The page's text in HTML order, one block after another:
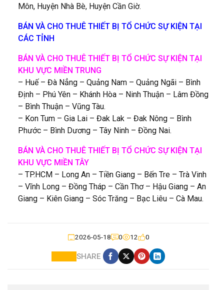
Môn, Huyện Nhà Bè, Huyện Cần Giờ.
BÁN VÀ CHO THUÊ THIẾT BỊ TỔ CHỨC SỰ KIỆN TẠI
CÁC TỈNH
BÁN VÀ CHO THUÊ THIẾT BỊ TỔ CHỨC SỰ KIỆN TẠI
KHU VỰC MIỀN TRUNG
– Huế – Đà Nẳng – Quảng Nam – Quảng Ngãi – Bình
Định – Phú Yên – Khánh Hòa – Ninh Thuận – Lâm Đồng
– Bình Thuận – Vũng Tàu.
– Kon Tum – Gia Lai – Đak Lak – Đak Nông – Bình
Phước – Bình Dương – Tây Ninh – Đồng Nai.
BÁN VÀ CHO THUÊ THIẾT BỊ TỔ CHỨC SỰ KIỆN TẠI
KHU VỰC MIỀN TÂY
– TP.HCM – Long An – Tiền Giang – Bến Tre – Trà Vinh
– Vĩnh Long – Đồng Tháp – Cần Thơ – Hậu Giang – An
Giang – Kiên Giang – Sóc Trăng – Bạc Liêu – Cà Mau.
2026-05-18 0 12 0
SHARE